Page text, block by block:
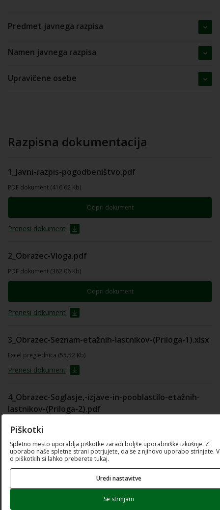
Predmet javnega razpisa
Namen javnega razpisa
Upravičene osebe
Razpisna dokumentacija
1_Javni-razpis-pogodbeništvo.pdf
PDF dokument (416.62 Kb)
Odpri dokument
Prenesi dokument
2_Obrazec-Vloga.pdf
PDF dokument (362.06 Kb)
Odpri dokument
Prenesi dokument
3_Obrazec-Seznam-etažnih-lastnikov-(Priloga-1).xlsx
Excel preglednica (55.52 Kb)
Prenesi dokument
4_Obrazec-Soglasje,-izjave-in-pooblastilo-etažnih-
lastnikov-(Priloga-2).pdf
PDF dokument (204.22 Kb)
Odpri dokument
Prenesi dokument
5_Obrazec-De-minimis-(Priloga-3).pdf
PDF dokument (136.03 Kb)
Piškotki
Spletno mesto uporablja piškotke zaradi boljše uporabniške izkušnje. Z
uporabo naše spletne strani potrjujete, da se z njihovo uporabo strinjate.
o piškotkih si lahko preberete tukaj.
Uredi nastavitve
Se strinjam